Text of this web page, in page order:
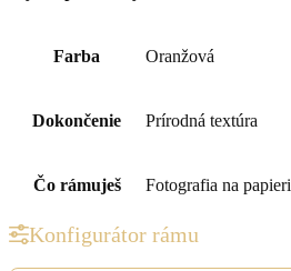
Farba Oranžová
Dokončenie Prírodná textúra
Čo rámuješ Fotografia na papieri
Konfigurátor rámu